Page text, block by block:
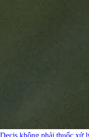
Decis không phải thuốc xử